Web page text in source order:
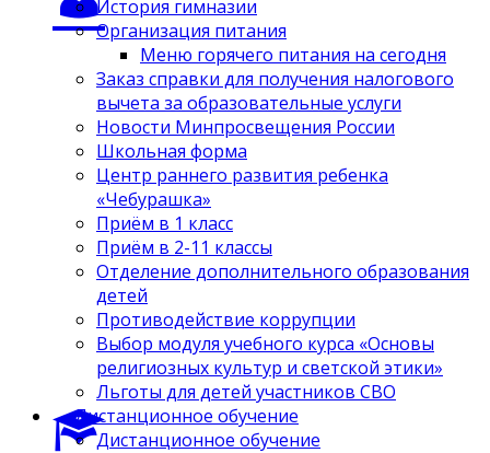
История гимназии
Организация питания
Меню горячего питания на сегодня
Заказ справки для получения налогового
вычета за образовательные услуги
Новости Минпросвещения России
Школьная форма
Центр раннего развития ребенка
«Чебурашка»
Приём в 1 класс
Приём в 2-11 классы
Отделение дополнительного образования
детей
Противодействие коррупции
Выбор модуля учебного курса «Основы
религиозных культур и светской этики»
Льготы для детей участников СВО
Дистанционное обучение
Дистанционное обучение